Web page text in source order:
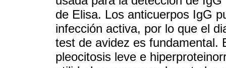
de Elisa. Los anticuerpos IgG
infección activa, por lo que el
test de avidez es fundamental.
pleocitosis leve e